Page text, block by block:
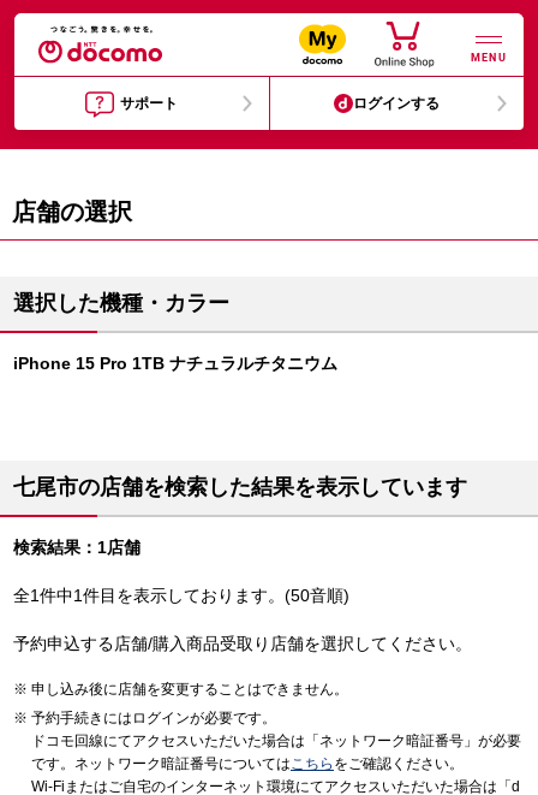
MENU
サポート ログインする
店舗の選択
選択した機種・カラー
iPhone 15 Pro 1TB ナチュラルチタニウム
七尾市の店舗を検索した結果を表示しています
検索結果：1店舗
全1件中1件目を表示しております。(50音順)
予約申込する店舗/購入商品受取り店舗を選択してください。
申し込み後に店舗を変更することはできません。
予約手続きにはログインが必要です。
ドコモ回線にてアクセスいただいた場合は「ネットワーク暗証番号」が必要
です。ネットワーク暗証番号についてはこちら をご確認ください。
Wi-Fiまたはご自宅のインターネット環境にてアクセスいただいた場合は「d